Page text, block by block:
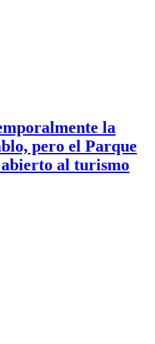
la
pero el Parque
al turismo